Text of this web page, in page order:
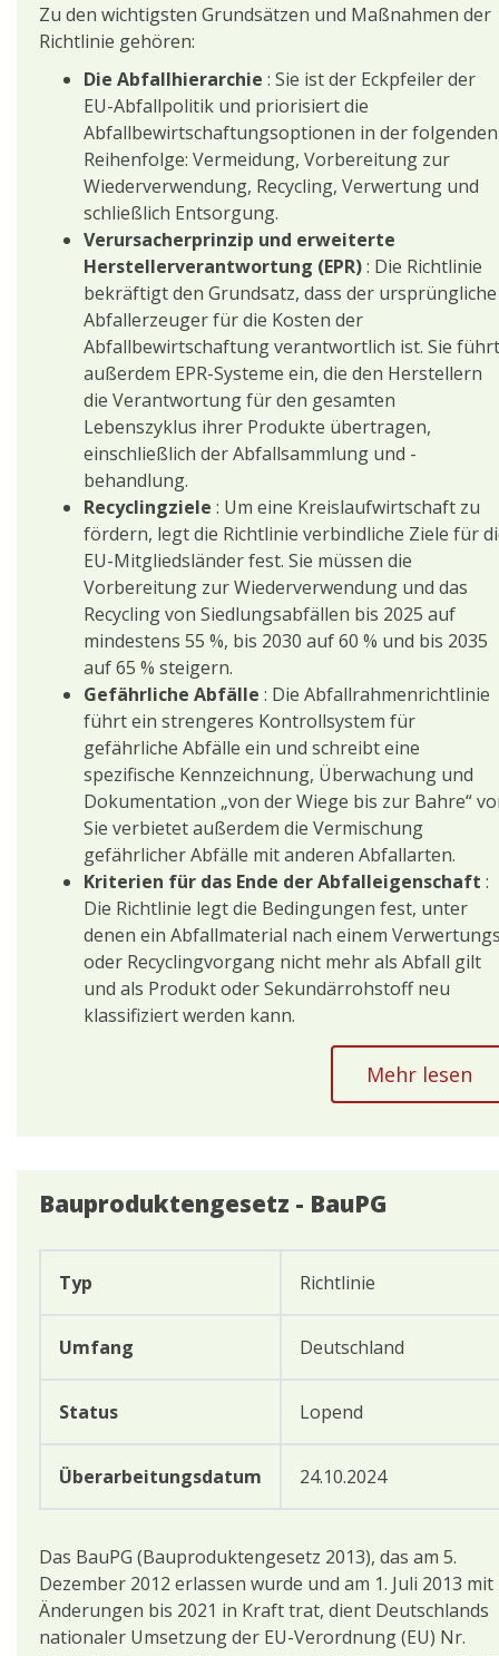
Zu den wichtigsten Grundsätzen und Maßnahmen der
Richtlinie gehören:
Die Abfallhierarchie : Sie ist der Eckpfeiler der
EU-Abfallpolitik und priorisiert die
Abfallbewirtschaftungsoptionen in der folgenden
Reihenfolge: Vermeidung, Vorbereitung zur
Wiederverwendung, Recycling, Verwertung und
schließlich Entsorgung.
Verursacherprinzip und erweiterte
Herstellerverantwortung (EPR): Die Richtlinie
bekräftigt den Grundsatz, dass der ursprüngliche
Abfallerzeuger für die Kosten der
Abfallbewirtschaftung verantwortlich ist. Sie führt
außerdem EPR-Systeme ein, die den Herstellern
die Verantwortung für den gesamten
Lebenszyklus ihrer Produkte übertragen,
einschließlich der Abfallsammlung und -
behandlung.
Recyclingziele : Um eine Kreislaufwirtschaft zu
fördern, legt die Richtlinie verbindliche Ziele für
EU-Mitgliedsländer fest. Sie müssen die
Vorbereitung zur Wiederverwendung und das
Recycling von Siedlungsabfällen bis 2025 auf
mindestens 55 %, bis 2030 auf 60 % und bis 2035
auf 65 % steigern.
Gefährliche Abfälle : Die Abfallrahmenrichtlinie
führt ein strengeres Kontrollsystem für
gefährliche Abfälle ein und schreibt eine
spezifische Kennzeichnung, Überwachung und
Dokumentation „von der Wiege bis zur Bahre“
Sie verbietet außerdem die Vermischung
gefährlicher Abfälle mit anderen Abfallarten.
Kriterien für das Ende der Abfalleigenschaft :
Die Richtlinie legt die Bedingungen fest, unter
denen ein Abfallmaterial nach einem
oder Recyclingvorgang nicht mehr als Abfall gilt
und als Produkt oder Sekundärrohstoff neu
klassifiziert werden kann.
Mehr lesen
Bauproduktengesetz - BauPG
Typ
Umfang
Status
Überarbeitungsdatum
Richtlinie
Deutschland
Lopend
24.10.2024
Das BauPG (Bauproduktengesetz 2013), das am 5.
Dezember 2012 erlassen wurde und am 1. Juli 2013 mit
Änderungen bis 2021 in Kraft trat, dient Deutschlands
nationaler Umsetzung der EU-Verordnung (EU) Nr.